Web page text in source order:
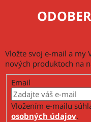
Vložte svoj e-mail a my
nových produktoch na
Email
Vložením e-mailu
osobných údajov.